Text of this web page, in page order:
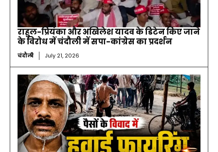
राहुल-प्रियंका और अखिलेश यादव के डिटेन किए जाने
के विरोध में चंदौली में सपा-कांग्रेस का प्रदर्शन
चंदौली July 21, 2026